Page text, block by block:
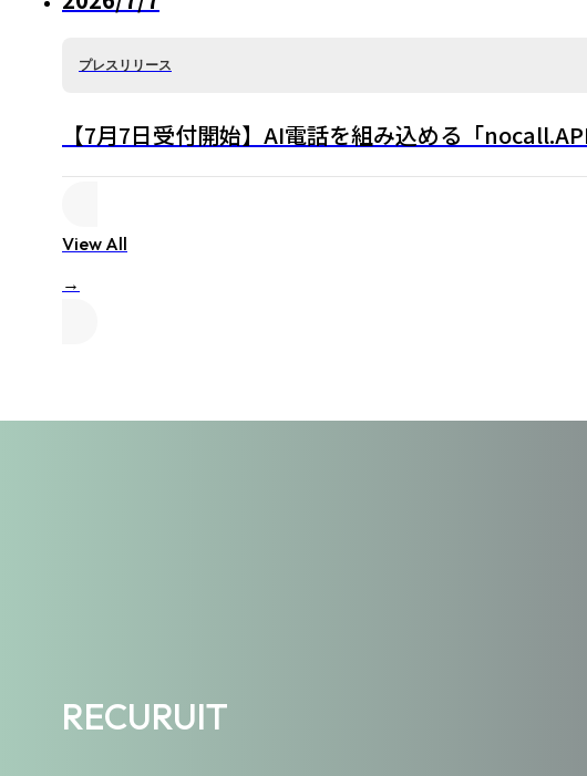
プレスリリース
【7月7日受付開始】AI電話を組み込める「
View All
→
RECURUIT